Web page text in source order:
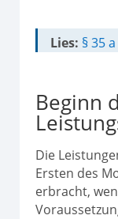
Lies: § 35
Beginn
Die
Ersten des
erbracht,